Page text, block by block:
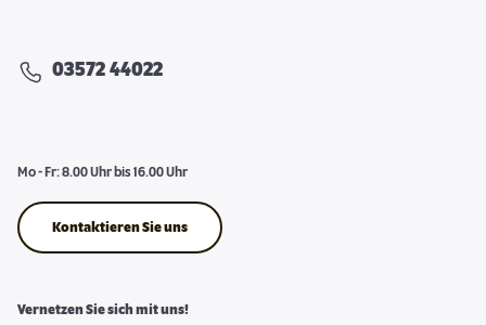
03572 44022
Mo - Fr: 8.00 Uhr bis 16.00 Uhr
Kontaktieren Sie uns
Vernetzen Sie sich mit uns!